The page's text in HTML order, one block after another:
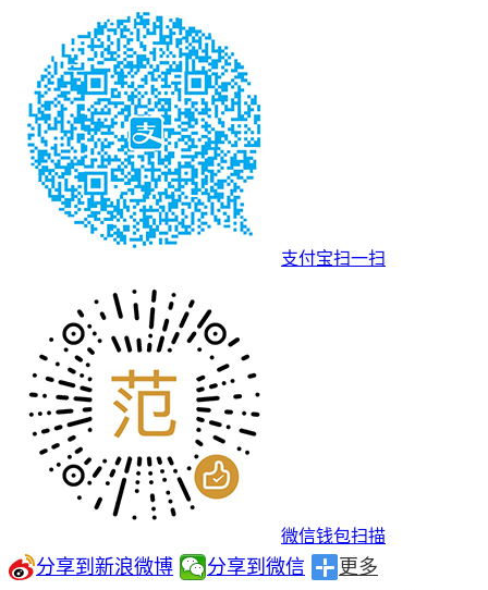
支付宝扫一扫
微信钱包扫描
分享到新浪微博 分享到微信 更多